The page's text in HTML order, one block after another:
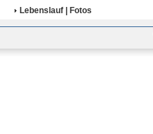
Lebenslauf | Fotos